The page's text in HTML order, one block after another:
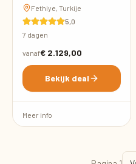
Fethiye, Turkije
5,0
7 dagen
vanaf€ 2.129,00
Bekijk deal
Meer info